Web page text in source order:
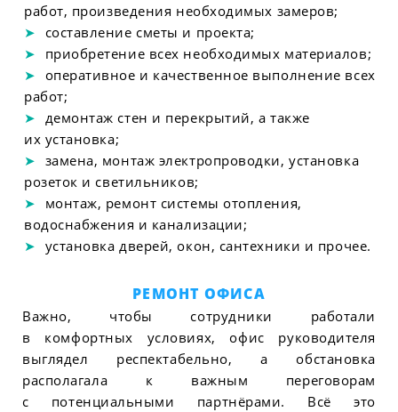
работ, произведения необходимых замеров;
составление сметы и проекта;
приобретение всех необходимых материалов;
оперативное и качественное выполнение всех
работ;
демонтаж стен и перекрытий, а также
их установка;
замена, монтаж электропроводки, установка
розеток и светильников;
монтаж, ремонт системы отопления,
водоснабжения и канализации;
установка дверей, окон, сантехники и прочее.
РЕМОНТ ОФИСА
Важно, чтобы сотрудники работали
в комфортных условиях, офис руководителя
выглядел респектабельно, а обстановка
располагала к важным переговорам
с потенциальными партнёрами. Всё это